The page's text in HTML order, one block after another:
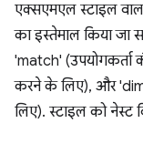
एक्सएमएल स्टाइल
का इस्तेमाल किया
'match' (उपयोगकर्ता
करने के लिए), और
लिए). स्टाइल को नेस्ट